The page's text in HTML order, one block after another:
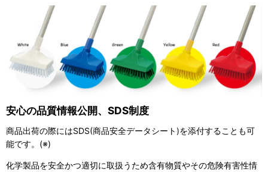
安心の品質情報公開、SDS制度
商品出荷の際にはSDS(商品安全データシート)を添付することも可
能です。(※)
化学製品を安全かつ適切に取扱うため含有物質やその危険有害性情